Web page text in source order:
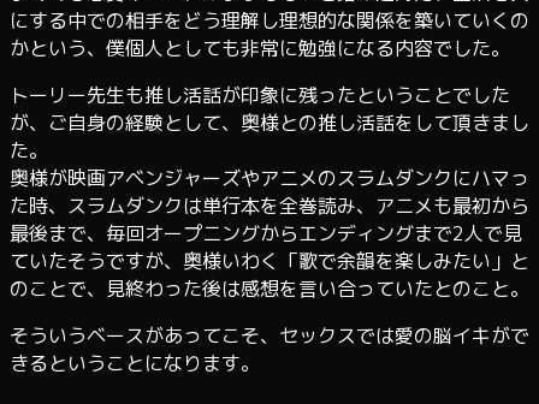
にする中での相手をどう理解し理想的な関係を築いていくの
かという、僕個人としても非常に勉強になる内容でした。
トーリー先生も推し活話が印象に残ったということでした
が、ご自身の経験として、奥様との推し活話をして頂きまし
た。
奥様が映画アベンジャーズやアニメのスラムダンクにハマっ
た時、スラムダンクは単行本を全巻読み、アニメも最初から
最後まで、毎回オープニングからエンディングまで2人で見
ていたそうですが、奥様いわく「歌で余韻を楽しみたい」と
のことで、見終わった後は感想を言い合っていたとのこと。
そういうベースがあってこそ、セックスでは愛の脳イキがで
きるということになります。